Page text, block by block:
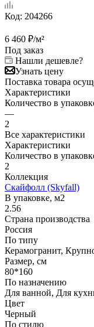
Код: 204266
6 460 ₽/м²
Под заказ
Нашли дешевле?
Узнать цену
Поставка товара
Характеристики
Количество в
—
2
Все характеристики
Характеристики
Количество в
2
Коллекция
Скайфолл (Skyfall)
В упаковке, м2
2.56
Страна производства
Россия
По типу
Керамогранит,
Размер, см
80*160
По назначению
Для ванной, Для
Цвет
Черный
По стилю